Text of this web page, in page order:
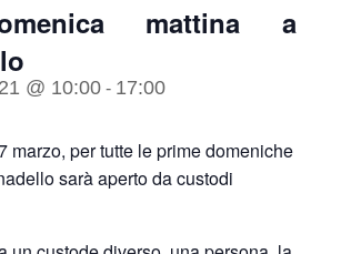
mattina a
@ 10:00 - 17:00
marzo, per tutte le prime domeniche
sarà aperto da custodi